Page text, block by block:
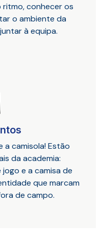
conhecer os
o ambiente da
à equipa.
camisola! Estão
da academia:
e a camisa de
que marcam
de campo.